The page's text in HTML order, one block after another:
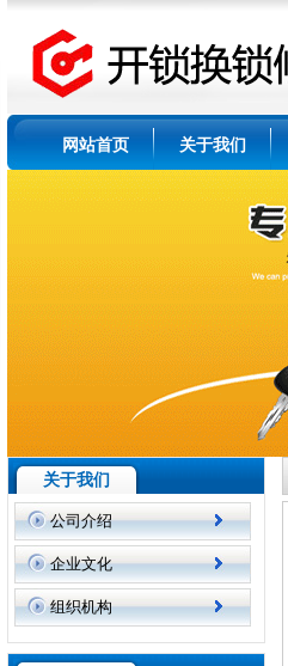
网站首页 关于我们
关于我们
公司介绍
企业文化
组织机构